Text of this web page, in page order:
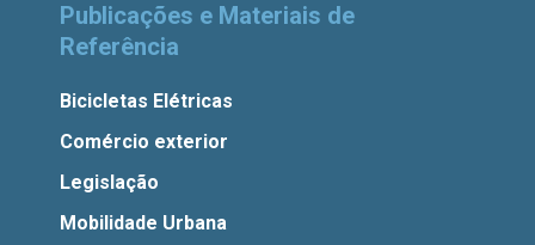
Publicações e Materiais de
Referência
Bicicletas Elétricas
Comércio exterior
Legislação
Mobilidade Urbana